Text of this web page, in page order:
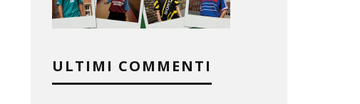
ULTIMI COMMENTI